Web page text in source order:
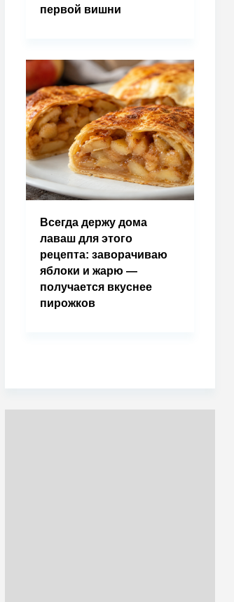
первой вишни
Всегда держу дома
лаваш для этого
рецепта: заворачиваю
яблоки и жарю —
получается вкуснее
пирожков